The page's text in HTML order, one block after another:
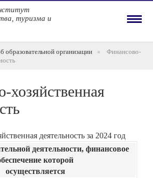
образовательной организации
Финансово-
хозяйственная
деятельность за 2024 год
деятельности, финансовое
которой
осуществляется